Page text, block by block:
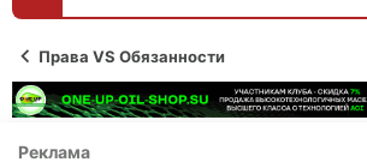
ы
л
Права VS Обязанности
Реклама